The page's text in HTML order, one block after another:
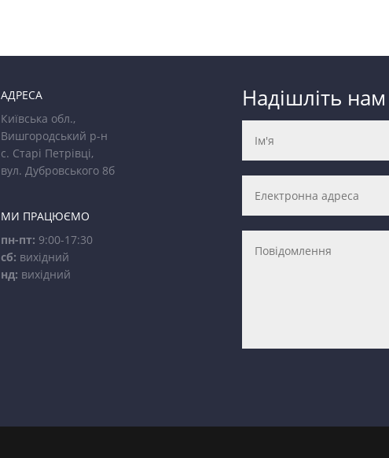
АДРЕСА
Київська обл.,
Вишгородський р-н
с. Старі Петрівці,
вул. Дубровського 8б
МИ ПРАЦЮЄМО
пн-пт: 9:00-17:30
сб: вихідний
нд: вихідний
Надішліть